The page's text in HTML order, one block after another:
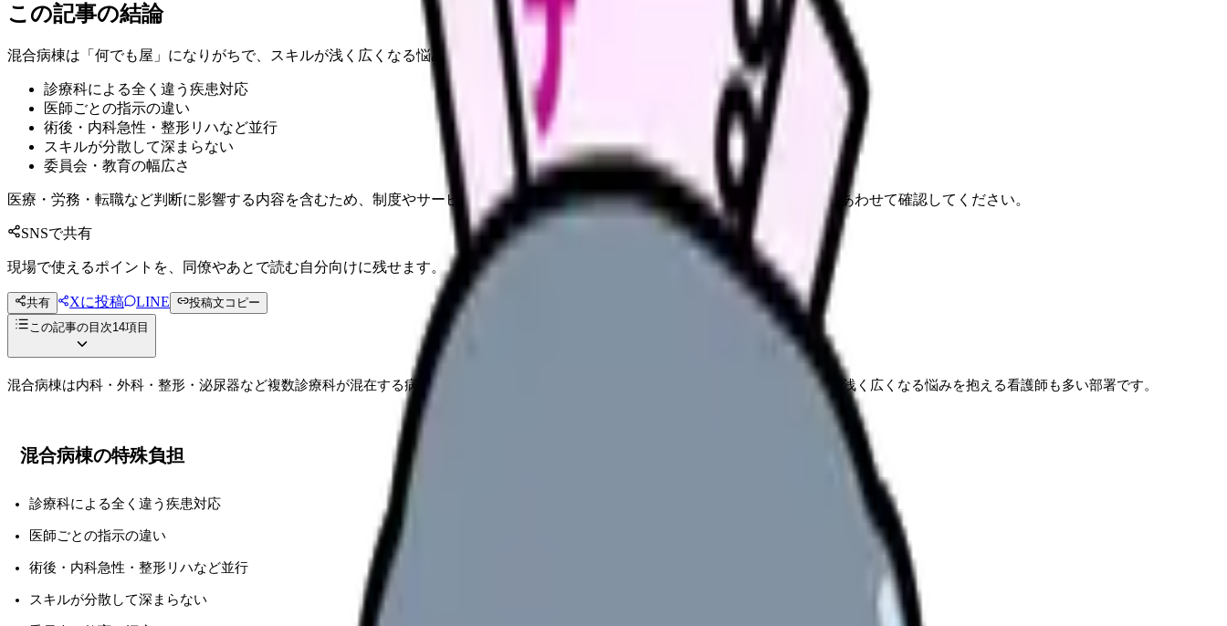
この記事の結論
混合病棟は「何でも屋」になりがちで、スキルが浅く広くなる悩みを抱える看護師が多い。
診療科による全く違う疾患対応
医師ごとの指示の違い
術後・内科急性・整形リハなど並行
スキルが分散して深まらない
委員会・教育の幅広さ
医療・労務・転職など判断に影響する内容を含むため、制度やサービスの最新条件は公的機関・勤務先・各サービス公式情報もあわせて確認してください。
SNSで共有
現場で使えるポイントを、同僚やあとで読む自分向けに残せます。
共有 Xに投稿 LINE
投稿文コピー
この記事の目次14項目
混合病棟は内科・外科・整形・泌尿器など複数診療科が混在する病棟。幅広い経験が積める反面、「何でも屋」になりやすく、スキルが浅く広くなる悩みを抱える看護師も多い部署です。
混合病棟の特殊負担
診療科による全く違う疾患対応
医師ごとの指示の違い
術後・内科急性・整形リハなど並行
スキルが分散して深まらない